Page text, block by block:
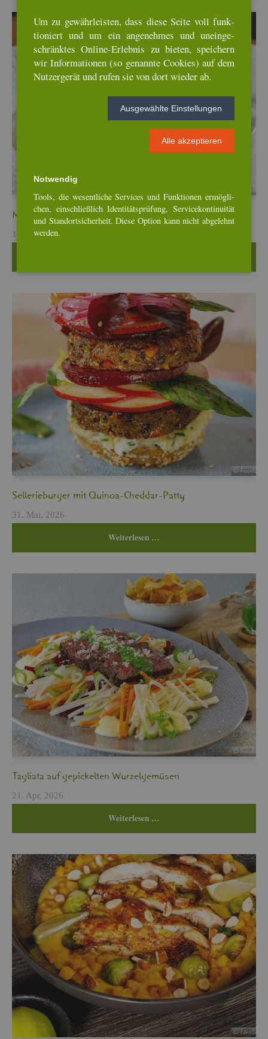
Min­es­tro­ne mit To­ma­ten-In­fu­si­on
11. Jul, 2026
Sel­le­rie­bur­ger mit Qui­noa-Ched­dar-Patty
31. Mai, 2026
Wei­ter­le­sen …
Ta­glia­ta auf ge­pi­ckel­ten Wur­zel­ge­mü­sen
21. Apr, 2026
Wei­ter­le­sen …
Um zu ge­währ­leis­ten, dass diese Seite voll funk­
tio­niert und um ein an­ge­neh­mes und un­ein­ge­
schränk­tes On­line-Er­leb­nis zu bie­ten, spei­chern
wir In­for­ma­tio­nen (so ge­nann­te Coo­kies) auf dem
Nut­zer­ge­rät und rufen sie von dort wie­der ab.
Aus­ge­wähl­te Ein­stel­lun­gen
Alle ak­zep­tie­ren
Not­wen­dig
Tools, die we­sent­li­che Ser­vices und Funk­tio­nen er­mög­li­
chen, ein­schlie­ß­lich Iden­ti­täts­prü­fung, Ser­vice­kon­ti­nui­tät
und Stand­ort­si­cher­heit. Diese Op­ti­on kann nicht ab­ge­lehnt
wer­den.